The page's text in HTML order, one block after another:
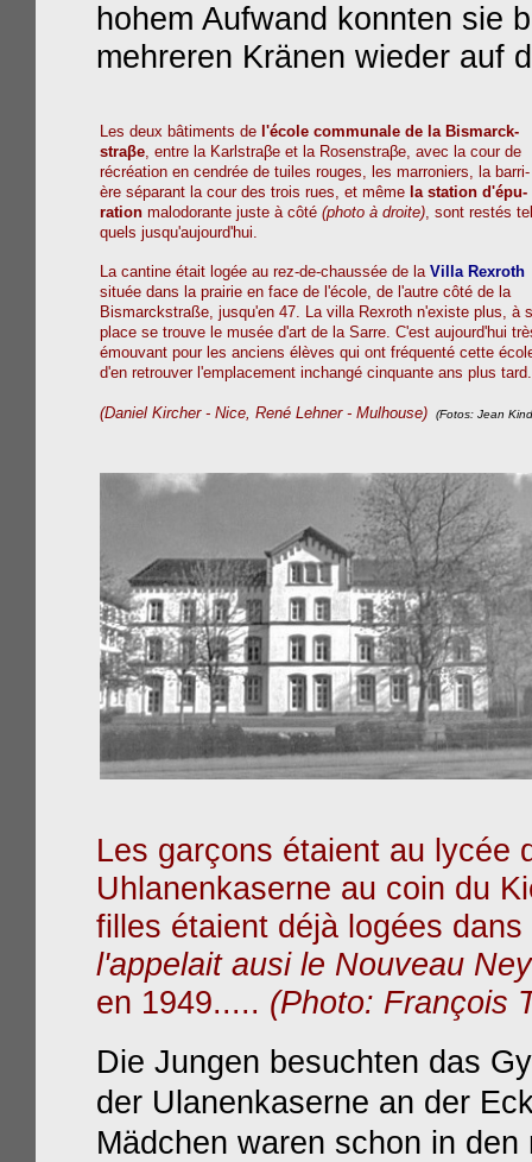
hohem Aufwand konnten sie
mehreren Kränen wieder auf
Les deux bâtiments de l'école communale de la Bismarck-
straβe, entre la Karlstraβeet la Rosenstraβe, avec la cour de
récréation en cendrée de tuiles rouges, les marroniers, la barri-
ère séparant la cour des trois rues, et même la station d'épu-
rationmalodorante juste à côté(photo à droite), sont restés
quels jusqu'aujourd'hui.
La cantine était logée au rez-de-chaussée de la Villa Rexroth
située dans la prairie en face de l'école, de l'autre côté de la
Bismarckstraße, jusqu'en 47. La villa Rexroth n'existe plus, à
place se trouve le musée d'art de la Sarre. C'est aujourd'hui
émouvant pour les anciens élèves qui ont fréquenté cette
d'en retrouver l'emplacement inchangé cinquante ans plus tard.
(Daniel Kircher - Nice, René Lehner - Mulhouse) (Fotos: Jean
Les garçons étaient au lycée
Uhlanenkaserne au coin du
filles étaient déjà logées
l'appelait ausi le Nouveau Ney
en 1949..... (Photo: François
Die Jungen besuchten das
der Ulanenkaserne an der
Mädchen waren schon in